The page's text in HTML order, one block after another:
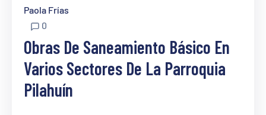
Paola Frías
0
Obras De Saneamiento Básico En
Varios Sectores De La Parroquia
Pilahuín